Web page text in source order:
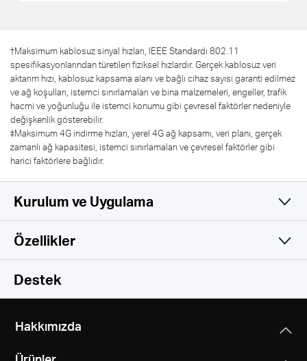
†Maksimum kablosuz sinyal hızları, IEEE Standardı 802.11
spesifikasyonlarından türetilen fiziksel hızlardır. Gerçek kablosuz veri
aktarım hızı, kablosuz kapsama alanı ve bağlı cihaz sayısı garanti edilmez
ve ağ koşulları, istemci sınırlamaları ve bina malzemeleri, engeller, trafik
hacmi ve yoğunluğu ile istemci konumu gibi çevresel faktörler nedeniyle
değişkenlik gösterebilir.
‡Maksimum 4G indirme hızları, yerel 4G ağ kapsamı, veri planı, gerçek
zamanlı ağ kapasitesi, istemci sınırlamaları ve çevresel faktörler gibi
harici faktörlere bağlıdır.
Kurulum ve Uygulama
Basit ve İşlevsel
Özellikler
Wireless
IEEE 802.11ac/a/b/g/n
Destek
Hakkımızda